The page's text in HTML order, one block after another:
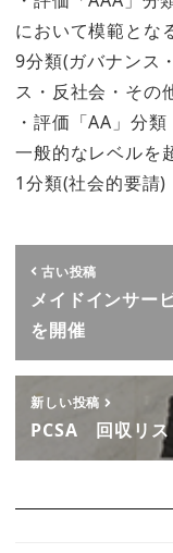
において模範とな
9分類(ガバナンス
ス・反社会・その
・評価「AA」分
一般的なレベルを
1分類(社会的要請)
古い投稿
メイドインサー
を開催
新しい投稿
PCSA 回収リス